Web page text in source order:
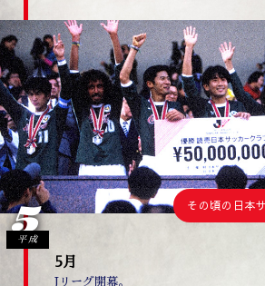
その頃の日本
5
平成
5月
Jリーグ開幕。